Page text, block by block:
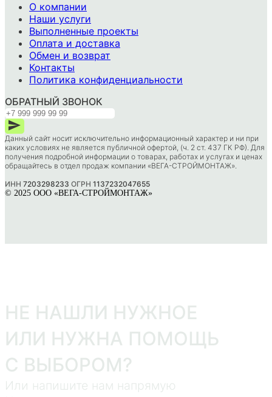
О компании
Наши услуги
Выполненные проекты
Оплата и доставка
Обмен и возврат
Контакты
Политика конфиденциальности
ОБРАТНЫЙ ЗВОНОК
Данный сайт носит исключительно информационный характер и ни при
каких условиях не является публичной офертой, (ч. 2 ст. 437 ГК РФ). Для
получения подробной информации о товарах, работах и услугах и ценах
обращайтесь в отдел продаж компании «ВЕГА-СТРОЙМОНТАЖ».
ИНН 7203298233 ОГРН 1137232047655
© 2025 ООО «ВЕГА-СТРОЙМОНТАЖ»